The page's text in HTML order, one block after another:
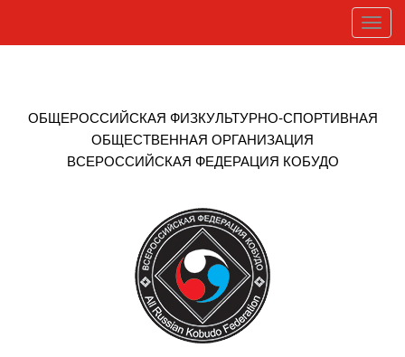
основному
ОБЩЕРОССИЙСКАЯ ФИЗКУЛЬТУРНО-СПОРТИВНАЯ
ОБЩЕСТВЕННАЯ ОРГАНИЗАЦИЯ
ВСЕРОССИЙСКАЯ ФЕДЕРАЦИЯ КОБУДО